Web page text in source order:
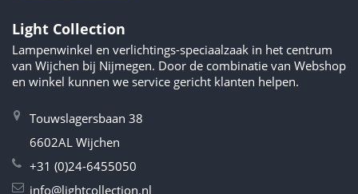
Light Collection
Lampenwinkel en verlichtings-speciaalzaak in het centrum
van Wijchen bij Nijmegen. Door de combinatie van Webshop
en winkel kunnen we service gericht klanten helpen.
Touwslagersbaan 38
6602AL Wijchen
+31 (0)24-6455050
info@lightcollection.nl